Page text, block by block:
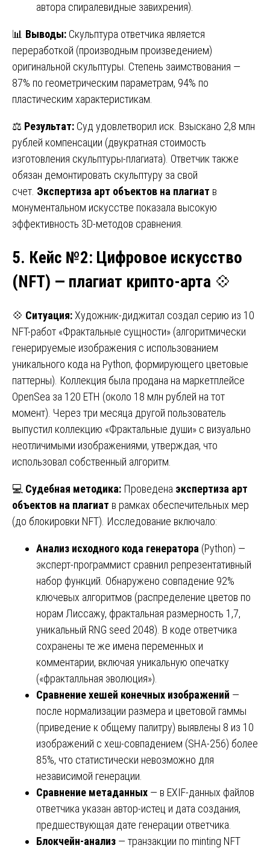
автора спиралевидные завихрения).
📊 Выводы: Скульптура ответчика является
переработкой (производным произведением)
оригинальной скульптуры. Степень заимствования —
87% по геометрическим параметрам, 94% по
пластическим характеристикам.
⚖️ Результат: Суд удовлетворил иск. Взыскано 2,8 млн
рублей компенсации (двукратная стоимость
изготовления скульптуры-плагиата). Ответчик также
обязан демонтировать скульптуру за свой
счет. Экспертиза арт объектов на плагиат в
монументальном искусстве показала высокую
эффективность 3D-методов сравнения.
5. Кейс №2: Цифровое искусство
(NFT) — плагиат крипто-арта 💠
💠 Ситуация: Художник-диджитал создал серию из 10
NFT-работ «Фрактальные сущности» (алгоритмически
генерируемые изображения с использованием
уникального кода на Python, формирующего цветовые
паттерны). Коллекция была продана на маркетплейсе
OpenSea за 120 ETH (около 18 млн рублей на тот
момент). Через три месяца другой пользователь
выпустил коллекцию «Фрактальные души» с визуально
неотличимыми изображениями, утверждая, что
использовал собственный алгоритм.
💻 Судебная методика: Проведена экспертиза арт
объектов на плагиат в рамках обеспечительных мер
(до блокировки NFT). Исследование включало:
Анализ исходного кода генератора (Python) —
эксперт-программист сравнил репрезентативный
набор функций. Обнаружено совпадение 92%
ключевых алгоритмов (распределение цветов по
норам Лиссажу, фрактальная размерность 1,7,
уникальный RNG seed 2048). В коде ответчика
сохранены те же имена переменных и
комментарии, включая уникальную опечатку
(«фракталльная эволюция»).
Сравнение хешей конечных изображений —
после нормализации размера и цветовой гаммы
(приведение к общему палитру) выявлены 8 из 10
изображений с хеш-совпадением (SHA-256) более
85%, что статистически невозможно для
независимой генерации.
Сравнение метаданных — в EXIF-данных файлов
ответчика указан автор-истец и дата создания,
предшествующая дате генерации ответчика.
Блокчейн-анализ — транзакции по minting NFT